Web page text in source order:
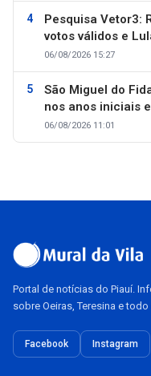
Pesquisa Vetor3:
votos válidos e
06/08/2026 15:27
São Miguel do
nos anos iniciais
06/08/2026 11:01
Portal de notícias do Piauí.
sobre Oeiras, Teresina e
Facebook Instagram